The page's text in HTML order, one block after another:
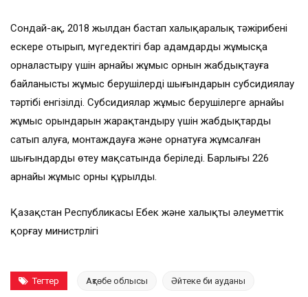
Сондай-ақ, 2018 жылдан бастап халықаралық тәжірибені
ескере отырып, мүгедектігі бар адамдарды жұмысқа
орналастыру үшін арнайы жұмыс орнын жабдықтауға
байланысты жұмыс берушілердің шығындарын субсидиялау
тәртібі енгізілді. Субсидиялар жұмыс берушілерге арнайы
жұмыс орындарын жарақтандыру үшін жабдықтарды
сатып алуға, монтаждауға және орнатуға жұмсалған
шығындарды өтеу мақсатында беріледі. Барлығы 226
арнайы жұмыс орны құрылды.
Қазақстан Республикасы Еңбек және халықты әлеуметтік
қорғау министрлігі
Тегтер Ақтөбе облысы Әйтеке би ауданы